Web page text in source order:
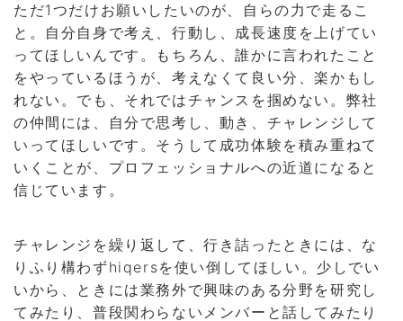
ただ1つだけお願いしたいのが、自らの力で走るこ
と。自分自身で考え、行動し、成長速度を上げてい
ってほしいんです。もちろん、誰かに言われたこと
をやっているほうが、考えなくて良い分、楽かもし
れない。でも、それではチャンスを掴めない。弊社
の仲間には、自分で思考し、動き、チャレンジして
いってほしいです。そうして成功体験を積み重ねて
いくことが、プロフェッショナルへの近道になると
信じています。
チャレンジを繰り返して、行き詰ったときには、な
りふり構わずhiqersを使い倒してほしい。少しでい
いから、ときには業務外で興味のある分野を研究し
てみたり、普段関わらないメンバーと話してみたり